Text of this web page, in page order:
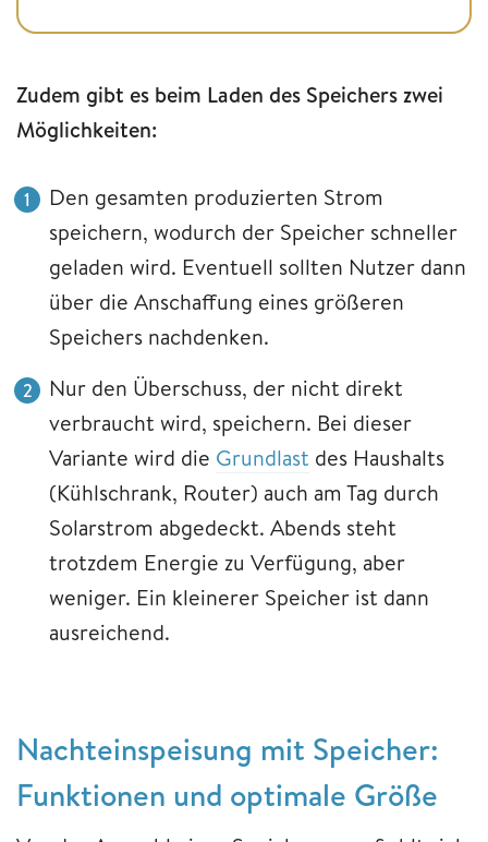
Zudem gibt es beim Laden des Speichers zwei
Möglichkeiten:
Den gesamten produzierten Strom
speichern, wodurch der Speicher schneller
geladen wird. Eventuell sollten Nutzer dann
über die Anschaffung eines größeren
Speichers nachdenken.
Nur den Überschuss, der nicht direkt
verbraucht wird, speichern. Bei dieser
Variante wird die Grundlast des Haushalts
(Kühlschrank, Router) auch am Tag durch
Solarstrom abgedeckt. Abends steht
trotzdem Energie zu Verfügung, aber
weniger. Ein kleinerer Speicher ist dann
ausreichend.
Nachteinspeisung mit Speicher:
Funktionen und optimale Größe